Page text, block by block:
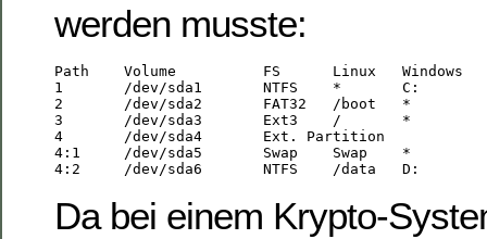
werden musste:
Path    Volume          FS	Linux   Windows
1       /dev/sda1       NTFS    *       C:
2       /dev/sda2       FAT32   /boot   *
3       /dev/sda3       Ext3    /       *
4       /dev/sda4       Ext. Partition
4:1     /dev/sda5       Swap    Swap    *
Da bei einem Krypto-